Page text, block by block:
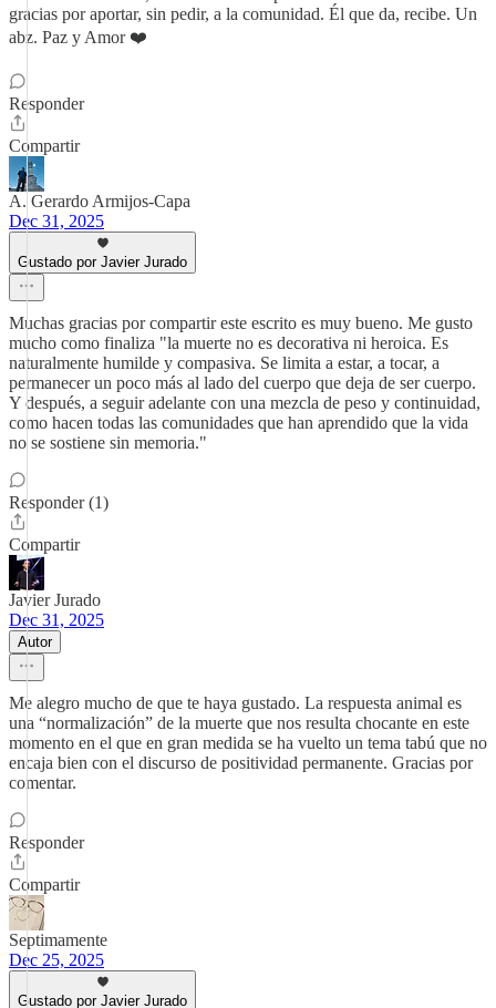
gracias por aportar, sin pedir, a la comunidad. Él que da, recibe. Un
abz. Paz y Amor ❤️
Responder
Compartir
A. Gerardo Armijos-Capa
Dec 31, 2025
Gustado por Javier Jurado
Muchas gracias por compartir este escrito es muy bueno. Me gusto
mucho como finaliza "la muerte no es decorativa ni heroica. Es
naturalmente humilde y compasiva. Se limita a estar, a tocar, a
permanecer un poco más al lado del cuerpo que deja de ser cuerpo.
Y después, a seguir adelante con una mezcla de peso y continuidad,
como hacen todas las comunidades que han aprendido que la vida
no se sostiene sin memoria."
Responder (1)
Compartir
Javier Jurado
Dec 31, 2025
Autor
Me alegro mucho de que te haya gustado. La respuesta animal es
una “normalización” de la muerte que nos resulta chocante en este
momento en el que en gran medida se ha vuelto un tema tabú que no
encaja bien con el discurso de positividad permanente. Gracias por
comentar.
Responder
Compartir
Septimamente
Dec 25, 2025
Gustado por Javier Jurado